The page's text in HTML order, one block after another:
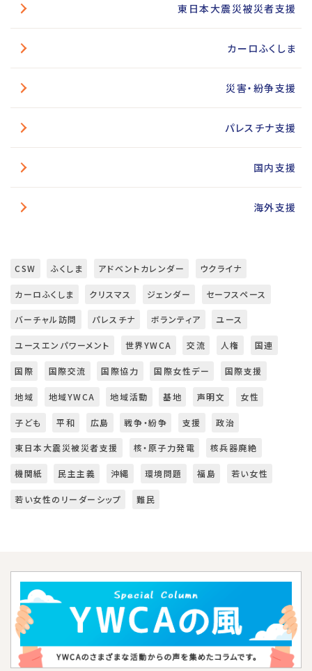
東日本大震災被災者支援
カーロふくしま
災害・紛争支援
パレスチナ支援
国内支援
海外支援
CSW ふくしま アドベントカレンダー ウクライナ
カーロふくしま クリスマス ジェンダー セーフスペース
バーチャル訪問 パレスチナ ボランティア ユース
ユースエンパワーメント 世界YWCA 交流 人権 国連
国際 国際交流 国際協力 国際女性デー 国際支援
地域 地域YWCA 地域活動 基地 声明文 女性
子ども 平和 広島 戦争・紛争 支援 政治
東日本大震災被災者支援 核・原子力発電 核兵器廃絶
機関紙 民主主義 沖縄 環境問題 福島 若い女性
若い女性のリーダーシップ 難民